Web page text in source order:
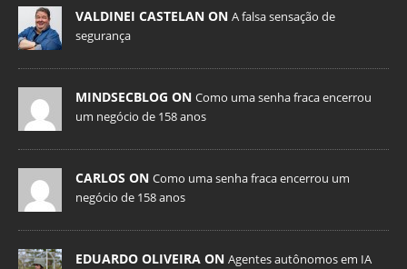
VALDINEI CASTELAN ON A falsa sensação de
segurança
MINDSECBLOG ON Como uma senha fraca encerrou
um negócio de 158 anos
CARLOS ON Como uma senha fraca encerrou um
negócio de 158 anos
EDUARDO OLIVEIRA ON Agentes autônomos em IA